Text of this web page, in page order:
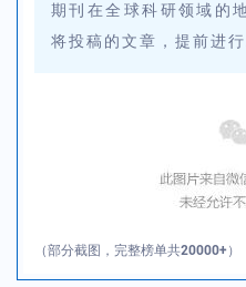
期刊在全球科研领域的
将投稿的文章，提前进
（部分截图，完整榜单共20000+）